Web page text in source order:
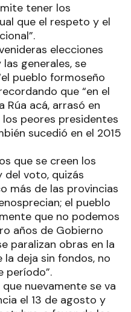
tener los
que el respeto y el
elecciones
generales, se
pueblo formoseño
que “en el
Rúa acá, arrasó en
los peores presidentes
sucedió en el 2015
que se creen los
del voto, quizás
más de las provincias
el pueblo
que no podemos
años de Gobierno
paralizan obras en la
deja sin fondos, no
período”.
nuevamente se va
el 13 de agosto y